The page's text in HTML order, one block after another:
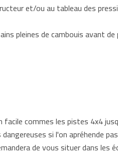
et/ou au tableau des
pleines de cambouis avant de
commes les pistes 4x4
si l'on apréhende pas
de vous situer dans les